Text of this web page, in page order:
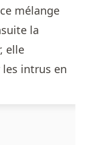
mélange
la
elle
intrus en